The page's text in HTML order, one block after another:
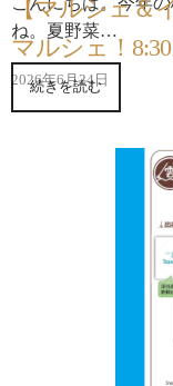
【マルシェ＆
マルシェ！
2026年6月24日
ね。夏野菜…
続きを読む